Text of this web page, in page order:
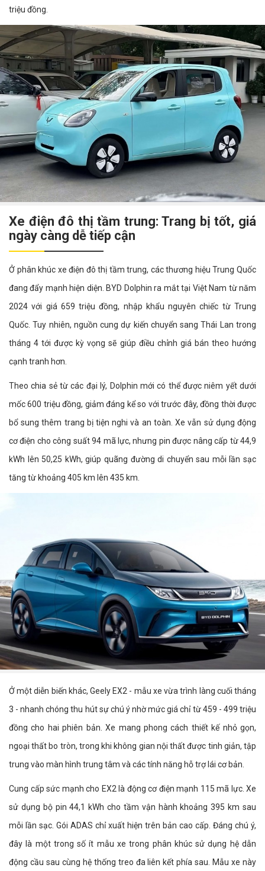
triệu đồng.
Xe điện đô thị tầm trung: Trang bị tốt, giá
ngày càng dễ tiếp cận
Ở phân khúc xe điện đô thị tầm trung, các thương hiệu Trung Quốc
đang đẩy mạnh hiện diện. BYD Dolphin ra mắt tại Việt Nam từ năm
2024 với giá 659 triệu đồng, nhập khẩu nguyên chiếc từ Trung
Quốc. Tuy nhiên, nguồn cung dự kiến chuyển sang Thái Lan trong
tháng 4 tới được kỳ vọng sẽ giúp điều chỉnh giá bán theo hướng
cạnh tranh hơn.
Theo chia sẻ từ các đại lý, Dolphin mới có thể được niêm yết dưới
mốc 600 triệu đồng, giảm đáng kể so với trước đây, đồng thời được
bổ sung thêm trang bị tiện nghi và an toàn. Xe vẫn sử dụng động
cơ điện cho công suất 94 mã lực, nhưng pin được nâng cấp từ 44,9
kWh lên 50,25 kWh, giúp quãng đường di chuyển sau mỗi lần sạc
tăng từ khoảng 405 km lên 435 km.
Ở một diễn biến khác, Geely EX2 - mẫu xe vừa trình làng cuối tháng
3 - nhanh chóng thu hút sự chú ý nhờ mức giá chỉ từ 459 - 499 triệu
đồng cho hai phiên bản. Xe mang phong cách thiết kế nhỏ gọn,
ngoại thất bo tròn, trong khi không gian nội thất được tinh giản, tập
trung vào màn hình trung tâm và các tính năng hỗ trợ lái cơ bản.
Cung cấp sức mạnh cho EX2 là động cơ điện mạnh 115 mã lực. Xe
sử dụng bộ pin 44,1 kWh cho tầm vận hành khoảng 395 km sau
mỗi lần sạc. Gói ADAS chỉ xuất hiện trên bản cao cấp. Đáng chú ý,
đây là một trong số ít mẫu xe trong phân khúc sử dụng hệ dẫn
động cầu sau cùng hệ thống treo đa liên kết phía sau. Mẫu xe này